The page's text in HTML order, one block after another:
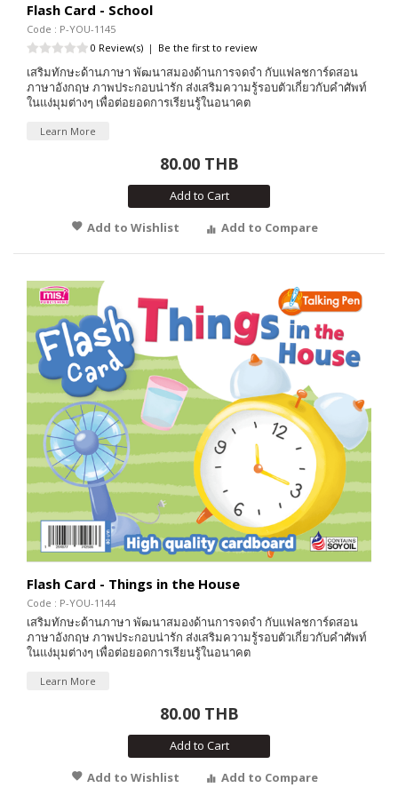
Flash Card - School
Code : P-YOU-1145
0 Review(s) | Be the first to review
เสริมทักษะด้านภาษา พัฒนาสมองด้านการจดจำ กับแฟลชการ์ดสอน
ภาษาอังกฤษ ภาพประกอบน่ารัก ส่งเสริมความรู้รอบตัวเกี่ยวกับคำศัพท์
ในแง่มุมต่างๆ เพื่อต่อยอดการเรียนรู้ในอนาคต
Learn More
80.00 THB
Add to Cart
Add to Wishlist
Add to Compare
Flash Card - Things in the House
Code : P-YOU-1144
เสริมทักษะด้านภาษา พัฒนาสมองด้านการจดจำ กับแฟลชการ์ดสอน
ภาษาอังกฤษ ภาพประกอบน่ารัก ส่งเสริมความรู้รอบตัวเกี่ยวกับคำศัพท์
ในแง่มุมต่างๆ เพื่อต่อยอดการเรียนรู้ในอนาคต
Learn More
80.00 THB
Add to Cart
Add to Wishlist
Add to Compare